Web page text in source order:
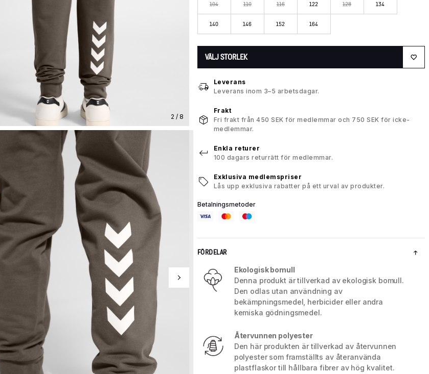
2 / 8
104 110 116 122 128 134
140 146 152 164
VÄLJ STORLEK
Leverans
Leverans inom 3–5 arbetsdagar.
Frakt
Fri frakt från 450 SEK för medlemmar och 750 SEK för icke-
medlemmar.
Enkla returer
100 dagars returrätt för medlemmar.
Exklusiva medlemspriser
Lås upp exklusiva rabatter på ett urval av produkter.
Betalningsmetoder
FÖRDELAR
Ekologisk bomull
Denna produkt är tillverkad av ekologisk bomull.
Den odlas utan användning av
bekämpningsmedel, herbicider eller andra
kemiska gödningsmedel.
Återvunnen polyester
Den här produkten är tillverkad av återvunnen
polyester som framställts av återanvända
plastflaskor till hållbara fibrer av hög kvalitet.